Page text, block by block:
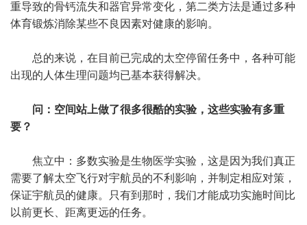
重导致的骨钙流失和器官异常变化，第二类方法是通过多种
体育锻炼消除某些不良因素对健康的影响。
总的来说，在目前已完成的太空停留任务中，各种可能
出现的人体生理问题均已基本获得解决。
问：空间站上做了很多很酷的实验，这些实验有多重
要？
焦立中：多数实验是生物医学实验，这是因为我们真正
需要了解太空飞行对宇航员的不利影响，并制定相应对策，
保证宇航员的健康。只有到那时，我们才能成功实施时间比
以前更长、距离更远的任务。